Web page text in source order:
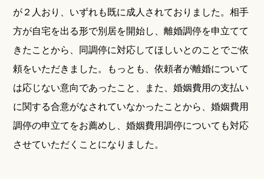
が２人おり、いずれも既に成人されておりました。相手
方が自宅を出る形で別居を開始し、離婚調停を申立てて
きたことから、同調停に対応してほしいとのことでご依
頼をいただきました。もっとも、依頼者が離婚について
は応じない意向であったこと、また、婚姻費用の支払い
に関する合意がなされていなかったことから、婚姻費用
調停の申立てをお薦めし、婚姻費用調停についても対応
させていただくことになりました。